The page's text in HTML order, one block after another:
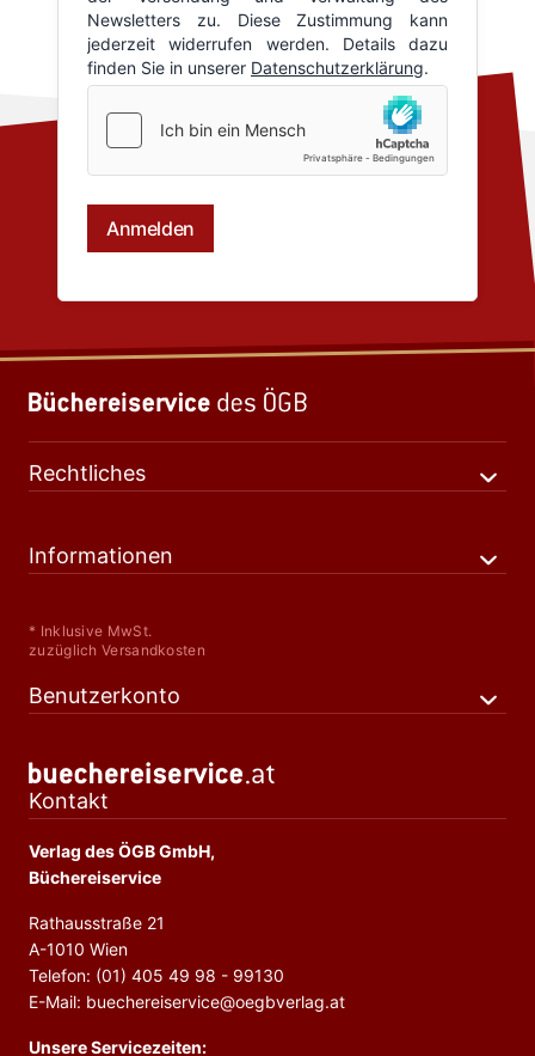
Rechtliches
Informationen
* Inklusive MwSt.
zuzüglich Versandkosten
Benutzerkonto
Kontakt
Verlag des ÖGB GmbH,
Büchereiservice
Rathausstraße 21
A-1010 Wien
Telefon: (01) 405 49 98 - 99130
E-Mail: buechereiservice@oegbverlag.at
Unsere Servicezeiten: